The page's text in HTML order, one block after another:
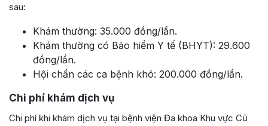
sau:
Khám thường: 35.000 đồng/lần.
Khám thường có Bảo hiểm Y tế (BHYT): 29.600
đồng/lần.
Hội chẩn các ca bệnh khó: 200.000 đồng/lần.
Chi phí khám dịch vụ
Chi phí khi khám dịch vụ tại bệnh viện Đa khoa Khu vực Củ